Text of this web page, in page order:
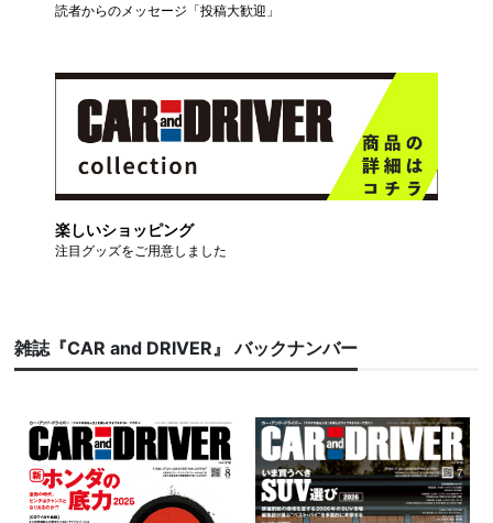
読者からのメッセージ「投稿大歓迎」
楽しいショッピング
注目グッズをご用意しました
雑誌『CAR and DRIVER』 バックナンバー